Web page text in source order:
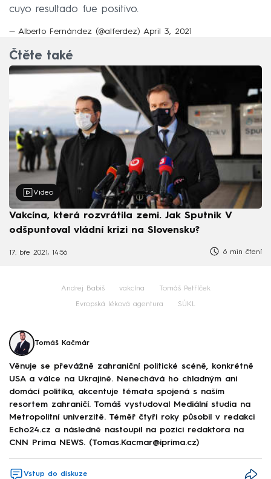
cuyo resultado fue positivo.
— Alberto Fernández (@alferdez) April 3, 2021
Čtěte také
Video
Vakcína, která rozvrátila zemi. Jak Sputnik V
odšpuntoval vládní krizi na Slovensku?
17. bře 2021, 14:56 6 min čtení
Andrej Babiš vakcína Tomáš Petříček
Evropská léková agentura SÚKL
Tomáš Kačmár
Věnuje se převážně zahraniční politické scéně, konkrétně
USA a válce na Ukrajině. Nenechává ho chladným ani
domácí politika, akcentuje témata spojená s naším
resortem zahraničí. Tomáš vystudoval Mediální studia na
Metropolitní univerzitě. Téměř čtyři roky působil v redakci
Echo24.cz a následně nastoupil na pozici redaktora na
CNN Prima NEWS. (Tomas.Kacmar@iprima.cz)
Vstup do diskuze